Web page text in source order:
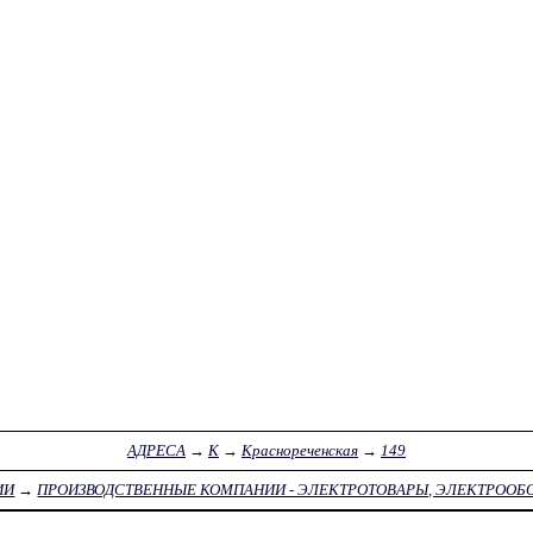
АДРЕСА→ К→ Краснореченская→ 149
→ПРОИЗВОДСТВЕННЫЕ КОМПАНИИ - ЭЛЕКТРОТОВАРЫ,